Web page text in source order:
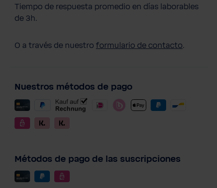
Tiempo de respuesta promedio en días laborables
de 3h.
O a través de nuestro formulario de contacto.
Nuestros métodos de pago
Métodos de pago de las suscripciones